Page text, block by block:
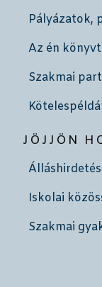
Pályázatok,
Az én
Szakmai
JÖJJÖN
Álláshirdetés
Iskolai
Szakmai